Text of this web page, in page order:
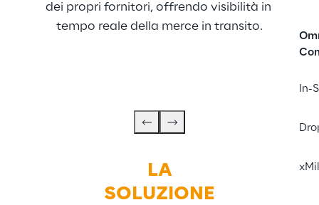
In-
dei propri fornitori, offrendo visibilità in
tempo reale della merce in transito.
LA
SOLUZIONE